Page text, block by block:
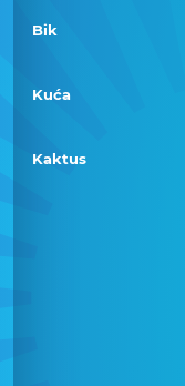
Bik
Kuća
Kaktus